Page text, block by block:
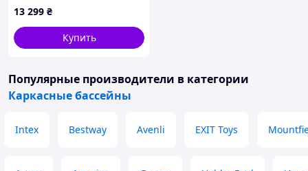
13 299 ₴
Купить
Популярные производители в категории
Каркасные бассейны
Intex Bestway Avenli EXIT Toys